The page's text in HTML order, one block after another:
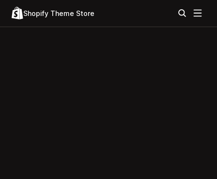
Shopify Theme Store